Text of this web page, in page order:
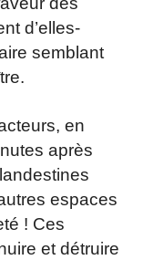
d’elles-
semblant
en
après
espaces
! Ces
et détruire